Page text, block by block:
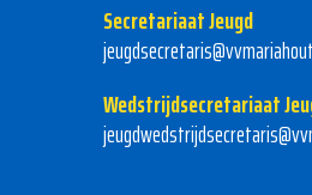
Secretariaat Jeugd
Wedstrijdsecretariaat